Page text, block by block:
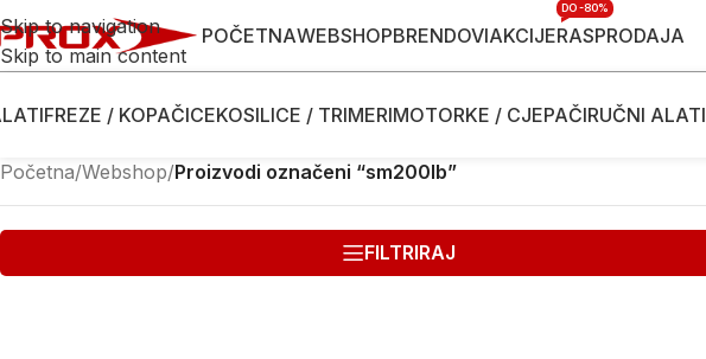
Skip to navigation
Skip to main content
POČETNAWEBSHOPBRENDOVIAKCIJERASPRODAJA
DO -80%
FREZE / KOPAČICEKOSILICE / TRIMERIMOTORKE / CJEPAČIRUČNI ALATI
Početna/Webshop/Proizvodi označeni “sm200lb”
FILTRIRAJ